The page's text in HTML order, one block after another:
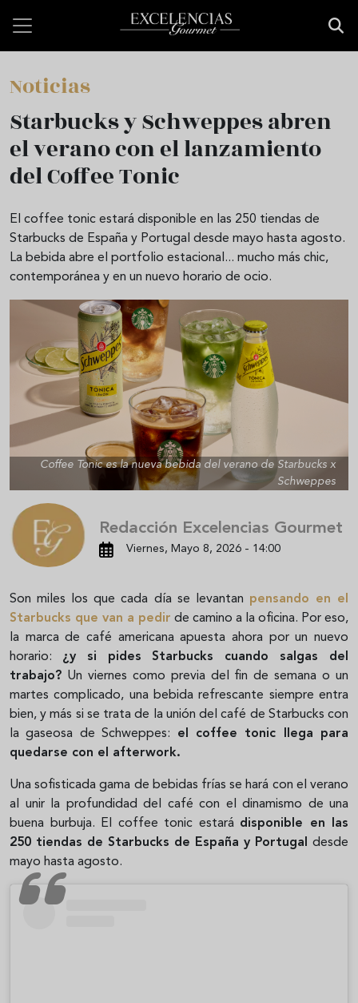
Noticias
Starbucks y Schweppes abren
el verano con el lanzamiento
del Coffee Tonic
El coffee tonic estará disponible en las 250 tiendas de
Starbucks de España y Portugal desde mayo hasta agosto.
La bebida abre el portfolio estacional... mucho más chic,
contemporánea y en un nuevo horario de ocio.
Coffee Tonic es la nueva bebida del verano de Starbucks x
Schweppes
Redacción Excelencias Gourmet
Viernes, Mayo 8, 2026 - 14:00
Son miles los que cada día se levantan pensando en el
Starbucks que van a pedir de camino a la oficina. Por eso,
la marca de café americana apuesta ahora por un nuevo
horario: ¿y si pides Starbucks cuando salgas del
trabajo? Un viernes como previa del fin de semana o un
martes complicado, una bebida refrescante siempre entra
bien, y más si se trata de la unión del café de Starbucks con
la gaseosa de Schweppes: el coffee tonic llega para
quedarse con el afterwork.
Una sofisticada gama de bebidas frías se hará con el verano
al unir la profundidad del café con el dinamismo de una
buena burbuja. El coffee tonic estará disponible en las
250 tiendas de Starbucks de España y Portugal desde
mayo hasta agosto.